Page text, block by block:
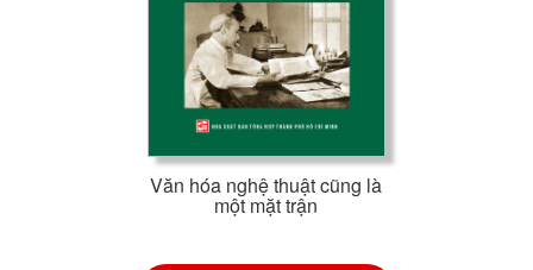
Văn hóa nghệ thuật cũng là
một mặt trận